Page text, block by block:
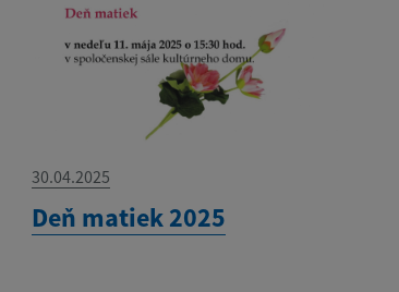
30.04.2025
Deň matiek 2025